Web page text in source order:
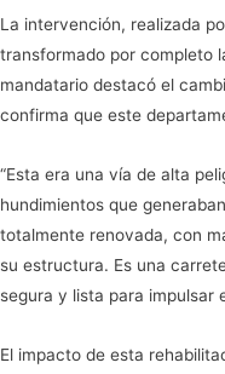
La intervención, realizada
transformado por completo
mandatario destacó el
confirma que este
“Esta era una vía de alta
hundimientos que
totalmente renovada, con
su estructura. Es una
segura y lista para impulsar
El impacto de esta